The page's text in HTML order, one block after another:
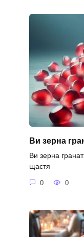
Ви зерна
Ви зерна
щастя
0 0